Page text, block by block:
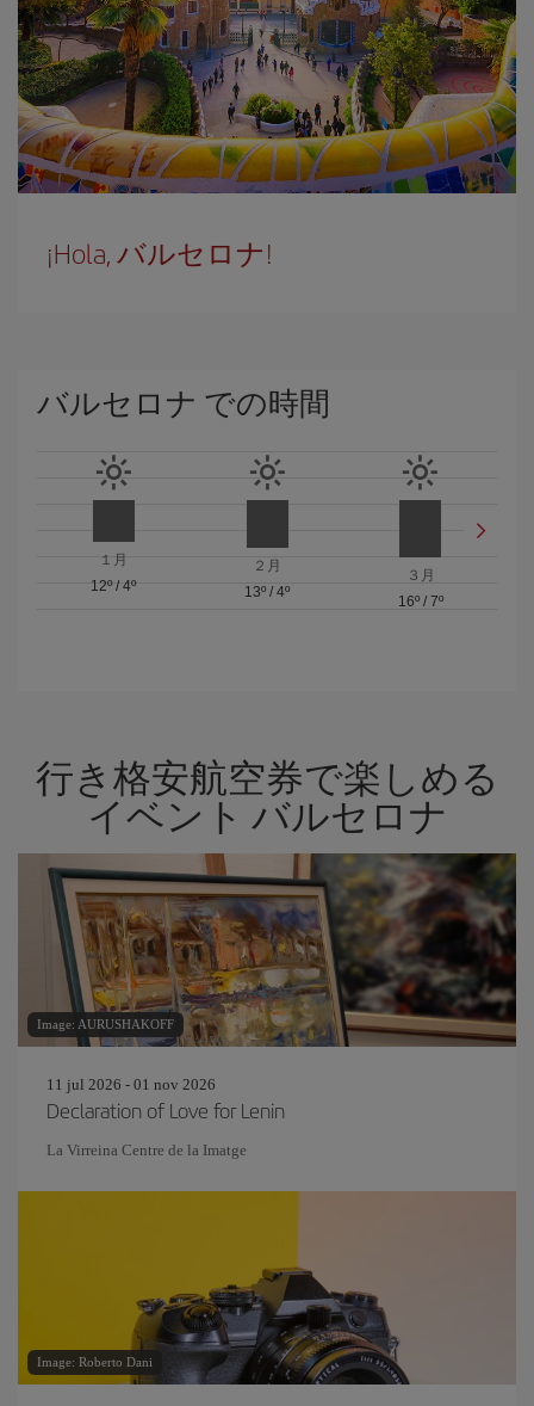
¡Hola, バルセロナ!
バルセロナ での時間
１月
12º/4º
２月
13º / 4º
３月
16º/ 7º
行き格安航空券で楽しめる
イベント バルセロナ
Image: AURUSHAKOFF
11 jul 2026 - 01 nov 2026
Declaration of Love for Lenin
La Virreina Centre de la Imatge
Image: Roberto Dani